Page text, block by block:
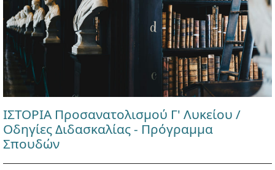
ΙΣΤΟΡΙΑ Προσανατολισμού Γ' Λυκείου /
Οδηγίες Διδασκαλίας - Πρόγραμμα
Σπουδών